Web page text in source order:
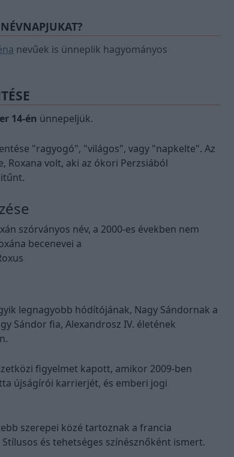
nevűek is ünneplik hagyományos
14-én ünnepeljük.
"ragyogó", "világos", vagy "napkelte". Az
Roxana volt, aki az ókori Perzsiából
szórványos név, a 2000-es években nem
becenevei a
legnagyobb hódítójának, Nagy Sándornak a
Sándor fia, Alexandrosz IV. életének
figyelmet kapott, amikor 2009-ben
újságírói karrierjét, és emberi jogi
szerepei közé tartoznak a francia
és tehetséges színésznőként ismert.